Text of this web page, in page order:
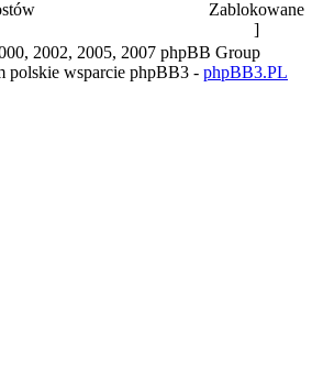
2002, 2005, 2007 phpBB Group
polskie wsparcie phpBB3 - phpBB3.PL